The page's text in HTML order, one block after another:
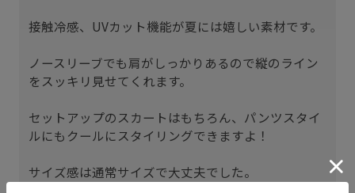
接触冷感、UVカット機能が夏には嬉しい素材です。
ノースリーブでも肩がしっかりあるので縦のライン
をスッキリ見せてくれます。
セットアップのスカートはもちろん、パンツスタイ
ルにもクールにスタイリングできますよ！
サイズ感は通常サイズで大丈夫でした。